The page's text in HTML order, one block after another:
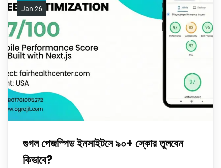
Jan 26
গুগল পেজস্পিড ইনসাইটসে ৯০+ স্কোর তুলবেন
কিভাবে?